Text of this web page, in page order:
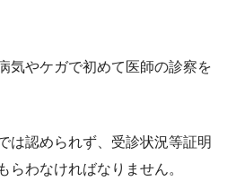
気やケガで初めて医師の診察を
は認められず、受診状況等証明
らわなければなりません。